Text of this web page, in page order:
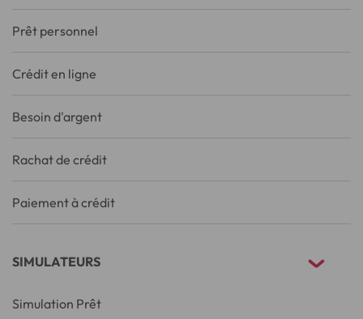
Prêt personnel
Crédit en ligne
Besoin d'argent
Rachat de crédit
Paiement à crédit
SIMULATEURS
Simulation Prêt